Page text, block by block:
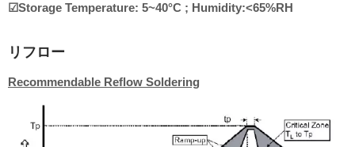
☑Storage Temperature: 5~40°C ; Humidity:<65%RH
リフロー
Recommendable Reflow Soldering